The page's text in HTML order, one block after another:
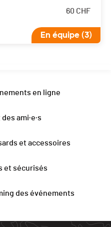
60 CHF
En équipe (3)
en ligne
ami·e·s
et accessoires
et sécurisés
des événements